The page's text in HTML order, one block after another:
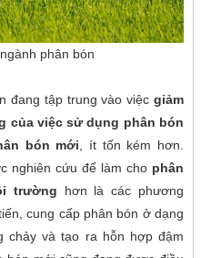
phân bón
đang tập trung vào việc giảm
của việc sử dụng phân bón
bón mới , ít tốn kém hơn.
nghiên cứu để làm cho phân
trường hơn là các phương
cung cấp phân bón ở dạng
chảy và tạo ra hỗn hợp đậm